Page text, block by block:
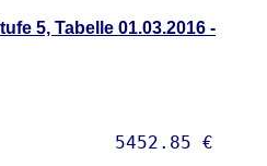
5, Tabelle 01.03.2016 -